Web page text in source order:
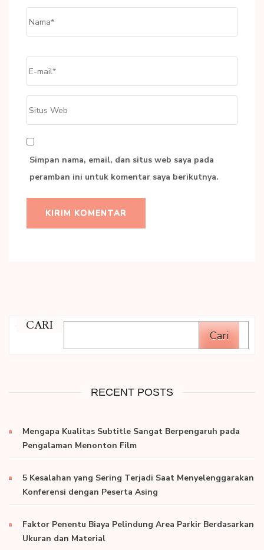
Simpan nama, email, dan situs web saya pada
peramban ini untuk komentar saya berikutnya.
CARI
Cari
RECENT POSTS
Mengapa Kualitas Subtitle Sangat Berpengaruh pada
Pengalaman Menonton Film
5 Kesalahan yang Sering Terjadi Saat Menyelenggarakan
Konferensi dengan Peserta Asing
Faktor Penentu Biaya Pelindung Area Parkir Berdasarkan
Ukuran dan Material